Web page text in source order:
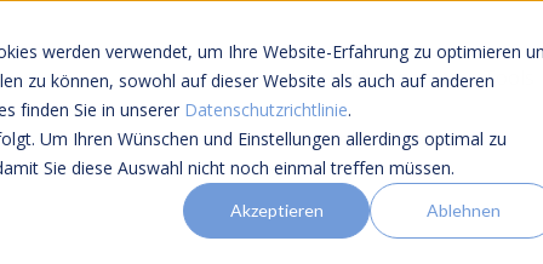
werden verwendet, um Ihre Website-Erfahrung zu optimieren
zu können, sowohl auf dieser Website als auch auf anderen
finden Sie in unserer Datenschutzrichtlinie.
Um Ihren Wünschen und Einstellungen allerdings optimal zu
Sie diese Auswahl nicht noch einmal treffen müssen.
Akzeptieren Ablehnen
Leistungen Tools